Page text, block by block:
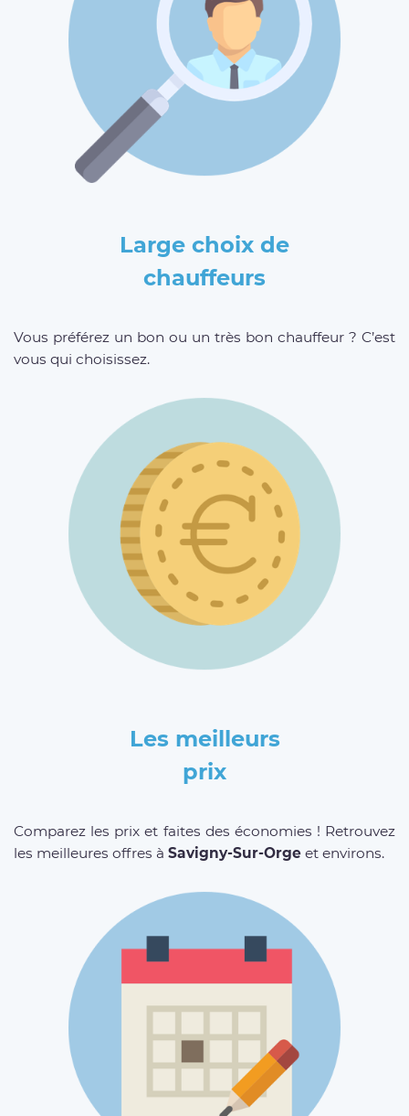
Large choix de
chauffeurs
Vous préférez un bon ou un très bon chauffeur ? C’est
vous qui choisissez.
Les meilleurs
prix
Comparez les prix et faites des économies ! Retrouvez
les meilleures offres à Savigny-Sur-Orge et environs.